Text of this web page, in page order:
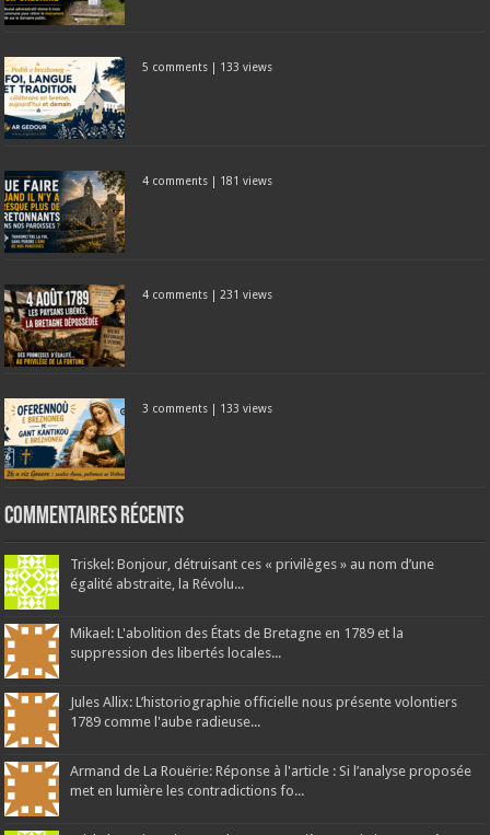
5 comments | 133 views
4 comments | 181 views
4 comments | 231 views
3 comments | 133 views
Commentaires récents
Triskel: Bonjour, détruisant ces « privilèges » au nom d’une
égalité abstraite, la Révolu...
Mikael: L'abolition des États de Bretagne en 1789 et la
suppression des libertés locales...
Jules Allix: L’historiographie officielle nous présente volontiers
1789 comme l'aube radieuse...
Armand de La Rouërie: Réponse à l'article : Si l’analyse proposée
met en lumière les contradictions fo...